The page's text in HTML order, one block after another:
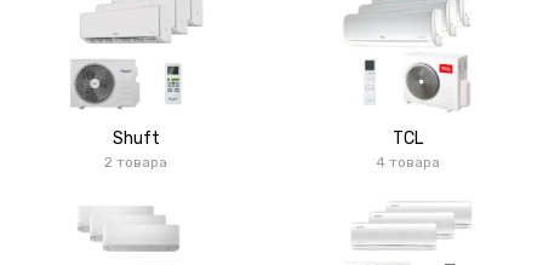
Shuft
2 товара
TCL
4 товара